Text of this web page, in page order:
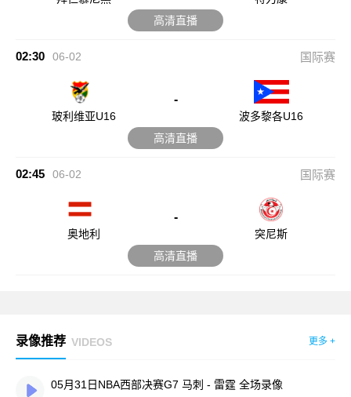
高清直播
02:30 06-02 国际赛
玻利维亚U16
-
波多黎各U16
高清直播
02:45 06-02 国际赛
奥地利
-
突尼斯
高清直播
录像推荐 VIDEOS 更多 +
05月31日NBA西部决赛G7 马刺 - 雷霆 全场录像